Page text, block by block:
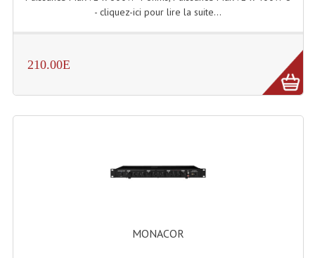
- cliquez-ici pour lire la suite...
210.00E
MONACOR